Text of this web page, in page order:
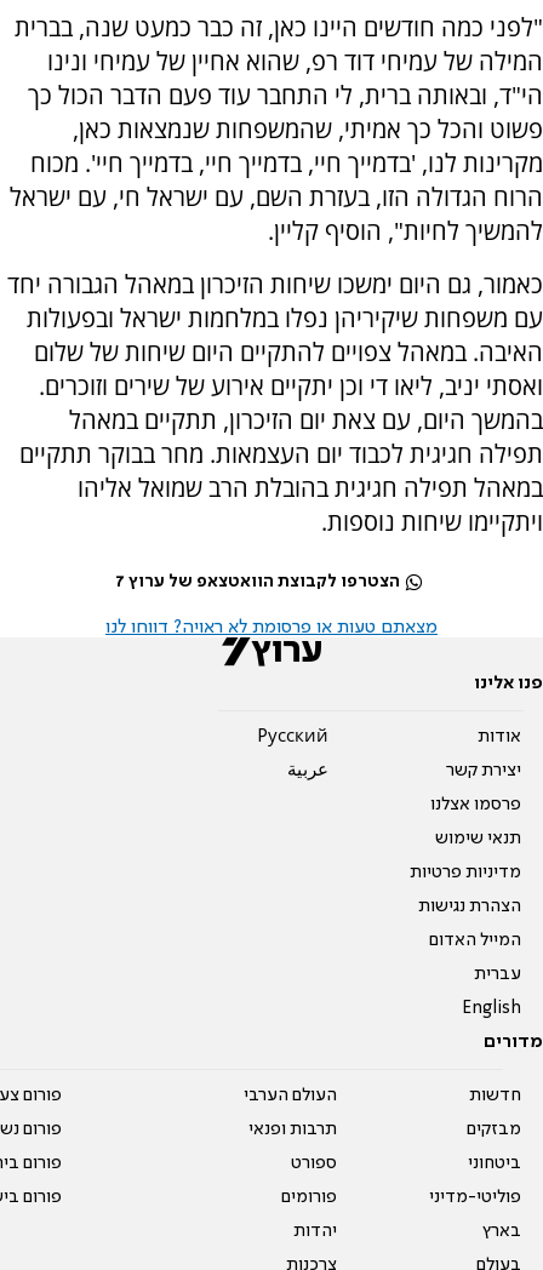
"‫לפני כמה חודשים היינו כאן, ‫זה כבר כמעט שנה, ‫בברית
המילה של עמיחי דוד רפ, ‫שהוא אחיין של עמיחי ונינו
‫הי"ד, ‫ובאותה ברית, לי התחבר עוד פעם ‫הדבר הכול כך
פשוט ‫והכל כך אמיתי, ‫שהמשפחות שנמצאות כאן,
‫מקרינות לנו, '‫בדמייך חיי, בדמייך חיי, ‫בדמייך חיי'. מכוח
הרוח הגדולה הזו, ‫בעזרת השם, עם ישראל חי, ‫עם ישראל
להמשיך לחיות", הוסיף קליין.
כאמור, גם היום ימשכו שיחות הזיכרון במאהל הגבורה יחד
עם משפחות שיקיריהן נפלו במלחמות ישראל ובפעולות
האיבה. במאהל צפויים להתקיים היום שיחות של שלום
ואסתי יניב, ליאו די וכן יתקיים אירוע של שירים וזוכרים.
בהמשך היום, עם צאת יום הזיכרון, תתקיים במאהל
תפילה חגיגית לכבוד יום העצמאות. מחר בבוקר תתקיים
במאהל תפילה חגיגית בהובלת הרב שמואל אליהו
ויתקיימו שיחות נוספות.
הצטרפו לקבוצת הוואטצאפ של ערוץ 7
מצאתם טעות או פרסומת לא ראויה? דווחו לנו
פנו אלינו
אודות
יצירת קשר
פרסמו אצלנו
תנאי שימוש
מדיניות פרטיות
הצהרת נגישות
המייל האדום
עברית
English
Pусский
عربية
מדורים
חדשות
מבזקים
ביטחוני
פוליטי-מדיני
בארץ
בעולם
העולם הערבי
תרבות ופנאי
ספורט
פורומים
יהדות
צרכנות
פורום
פורום
פורום
פורום